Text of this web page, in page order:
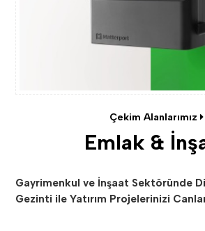
Çekim Alanlarımız
Emlak &
Gayrimenkul ve İnşaat Sektöründe
Gezinti ile Yatırım Projelerinizi